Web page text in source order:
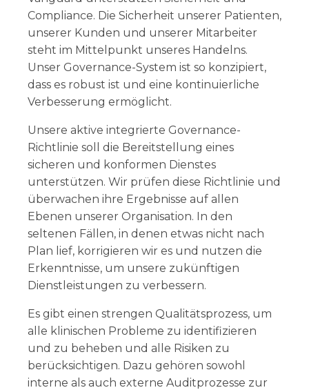
Compliance. Die Sicherheit unserer Patienten,
unserer Kunden und unserer Mitarbeiter
steht im Mittelpunkt unseres Handelns.
Unser Governance-System ist so konzipiert,
dass es robust ist und eine kontinuierliche
Verbesserung ermöglicht.
Unsere aktive integrierte Governance-
Richtlinie soll die Bereitstellung eines
sicheren und konformen Dienstes
unterstützen. Wir prüfen diese Richtlinie und
überwachen ihre Ergebnisse auf allen
Ebenen unserer Organisation. In den
seltenen Fällen, in denen etwas nicht nach
Plan lief, korrigieren wir es und nutzen die
Erkenntnisse, um unsere zukünftigen
Dienstleistungen zu verbessern.
Es gibt einen strengen Qualitätsprozess, um
alle klinischen Probleme zu identifizieren
und zu beheben und alle Risiken zu
berücksichtigen. Dazu gehören sowohl
interne als auch externe Auditprozesse zur